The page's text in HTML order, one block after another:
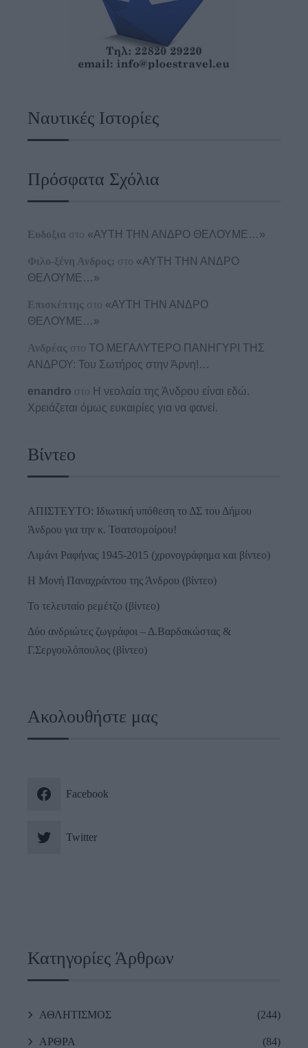
Ναυτικές Ιστορίες
Πρόσφατα Σχόλια
Ευδοξια στο «ΑΥΤΗ ΤΗΝ ΑΝΔΡΟ ΘΕΛΟΥΜΕ…»
Φιλο-ξένη Ανδρος; στο «ΑΥΤΗ ΤΗΝ ΑΝΔΡΟ
ΘΕΛΟΥΜΕ…»
Επισκέπτης στο «ΑΥΤΗ ΤΗΝ ΑΝΔΡΟ
ΘΕΛΟΥΜΕ…»
Ανδρέας στο ΤΟ ΜΕΓΑΛΥΤΕΡΟ ΠΑΝΗΓΥΡΙ ΤΗΣ
ΑΝΔΡΟΥ: Του Σωτήρος στην Άρνη!…
enandro στο Η νεολαία της Άνδρου είναι εδώ.
Χρειάζεται όμως ευκαιρίες για να φανεί.
Βίντεο
ΑΠΙΣΤΕΥΤΟ: Ιδιωτική υπόθεση το ΔΣ του Δήμου
Άνδρου για την κ. Τσατσομοίρου!
Λιμάνι Ραφήνας 1945-2015 (χρονογράφημα και βίντεο)
Η Μονή Παναχράντου της Άνδρου (βίντεο)
Το τελευταίο ρεμέτζο (βίντεο)
Δύο ανδριώτες ζωγράφοι – Δ.Βαρδακώστας &
Γ.Σεργουλόπουλος (βίντεο)
Ακολουθήστε μας
Facebook
Twitter
Κατηγορίες Άρθρων
ΑΘΛΗΤΙΣΜΟΣ (244)
ΑΡΘΡΑ (84)